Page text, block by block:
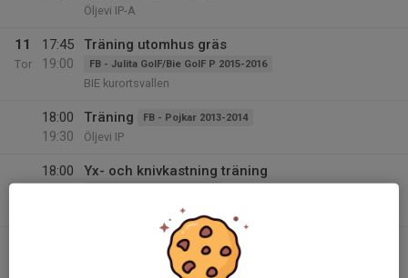
Öljevi IP-A
11
Tor
17:45
19:00
Träning utomhus gräs
FB - Julita GoIF/Bie GoIF P 2015-2016
BIE kurortsvallen
18:00
19:30
Träning FB - Pojkar 2013-2014
Öljevi IP
18:00
Yx- och knivkastning träning
Hillersta IP (Hillerstagatan 22)
Inställd Träning FB - Herr